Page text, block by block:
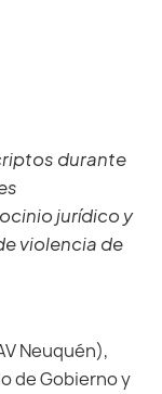
durante
jurídico y
violencia de
Neuquén),
de Gobierno y